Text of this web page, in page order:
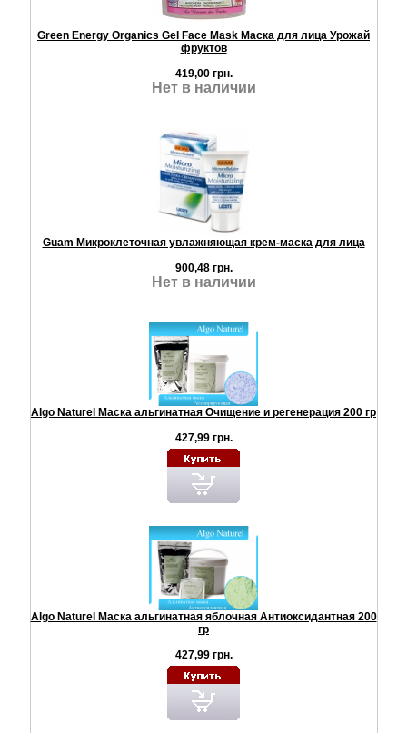
Green Energy Organics Gel Face Mask Маска для лица Урожай
фруктов
419,00 грн.
Нет в наличии
Guam Микроклеточная увлажняющая крем-маска для лица
900,48 грн.
Нет в наличии
Algo Naturel Маска альгинатная Очищение и регенерация 200 гр
427,99 грн.
Algo Naturel Маска альгинатная яблочная Антиоксидантная 200
гр
427,99 грн.